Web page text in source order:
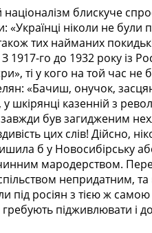
націоналізм блискуче
«Українці ніколи не
тих найманих
1917-го до 1932 року із
ті у кого на той час не
«Бачиш, онучок,
шкірянці казенній з
завжди був загидженим
цих слів! Дійсно,
б у Новосибір­ську
мародерством.
непридатним,
під росіян з тією ж
підживлювати і